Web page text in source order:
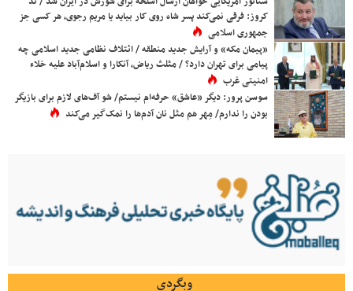
کروز: فرقی نمی‌کند پسر شاه روی کار بیاید یا مریم رجوی، هر کسی جز
جمهوری اسلامی
«پیمان مکه» و آرایش جدید منطقه / ائتلاف نظامی جدید اسلامی چه
پیامی برای تهران دارد؟ / مثلث ریاض، آنکارا و اسلام‌آباد علیه خلاء
امنیتی غرب
سوسن پرور: دیگر «عاشق» حرفه‌ام نیستم/ شو آف‌های لازم برای بازیگر
بودن را ندارم/ مِهر هم مثل نان آدم‌ها را نمک‌گیر می‌کند
وبگردی